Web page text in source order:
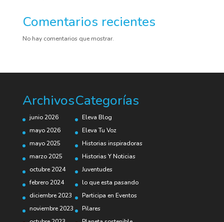
Comentarios recientes
No hay comentarios que mostrar.
Archivos
junio 2026
mayo 2026
mayo 2025
marzo 2025
octubre 2024
febrero 2024
diciembre 2023
noviembre 2023
Categorías
Eleva Blog
Eleva Tu Voz
Historias inspiradoras
Historias Y Noticias
Juventudes
lo que esta pasando
Participa en Eventos
Pilares